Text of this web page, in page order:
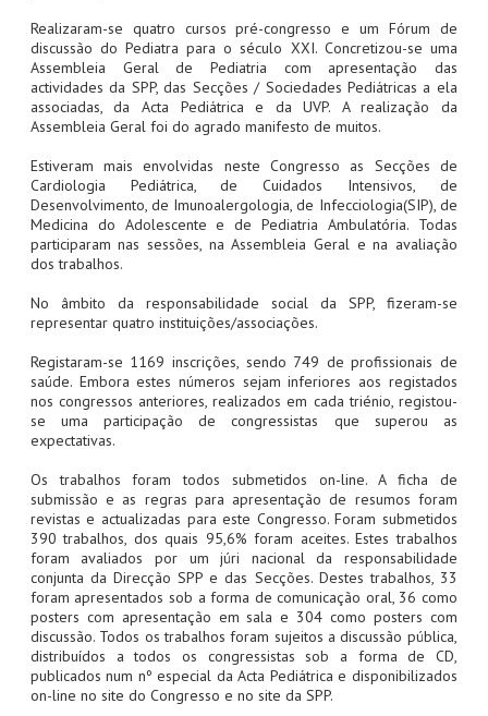
Realizaram-se quatro cursos pré-congresso e um Fórum de
discussão do Pediatra para o século XXI. Concretizou-se uma
Assembleia Geral de Pediatria com apresentação das
actividades da SPP, das Secções / Sociedades Pediátricas a ela
associadas, da Acta Pediátrica e da UVP. A realização da
Assembleia Geral foi do agrado manifesto de muitos.
Estiveram mais envolvidas neste Congresso as Secções de
Cardiologia Pediátrica, de Cuidados Intensivos, de
Desenvolvimento, de Imunoalergologia, de Infecciologia(SIP), de
Medicina do Adolescente e de Pediatria Ambulatória. Todas
participaram nas sessões, na Assembleia Geral e na avaliação
dos trabalhos.
No âmbito da responsabilidade social da SPP, fizeram-se
representar quatro instituições/associações.
Registaram-se 1169 inscrições, sendo 749 de profissionais de
saúde. Embora estes números sejam inferiores aos registados
nos congressos anteriores, realizados em cada triénio, registou-
se uma participação de congressistas que superou as
expectativas.
Os trabalhos foram todos submetidos on-line. A ficha de
submissão e as regras para apresentação de resumos foram
revistas e actualizadas para este Congresso. Foram submetidos
390 trabalhos, dos quais 95,6% foram aceites. Estes trabalhos
foram avaliados por um júri nacional da responsabilidade
conjunta da Direcção SPP e das Secções. Destes trabalhos, 33
foram apresentados sob a forma de comunicação oral, 36 como
posters com apresentação em sala e 304 como posters com
discussão. Todos os trabalhos foram sujeitos a discussão pública,
distribuídos a todos os congressistas sob a forma de CD,
publicados num nº especial da Acta Pediátrica e disponibilizados
on-line no site do Congresso e no site da SPP.